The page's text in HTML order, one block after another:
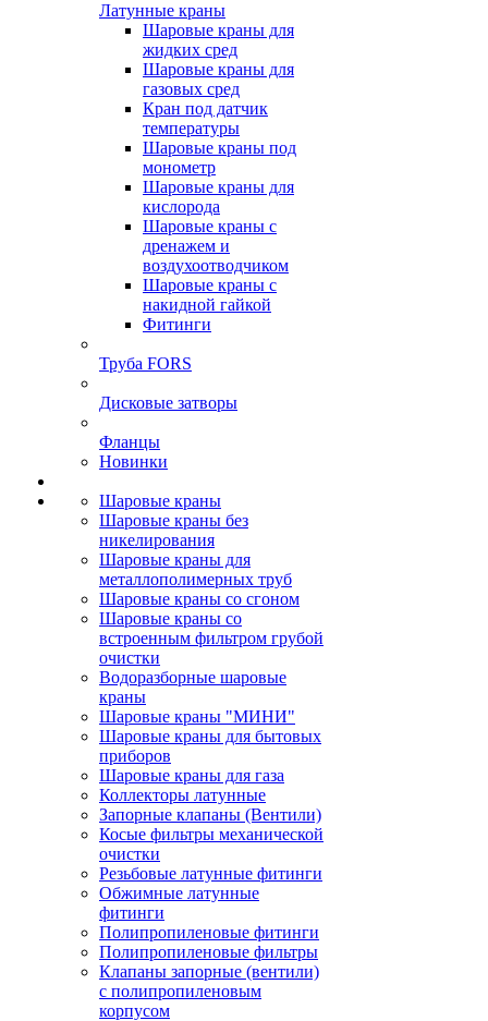
Латунные краны
Шаровые краны для
жидких сред
Шаровые краны для
газовых сред
Кран под датчик
температуры
Шаровые краны под
монометр
Шаровые краны для
кислорода
Шаровые краны с
дренажем и
воздухоотводчиком
Шаровые краны с
накидной гайкой
Фитинги
Труба FORS
Дисковые затворы
Фланцы
Новинки
Шаровые краны
Шаровые краны без
никелирования
Шаровые краны для
металлополимерных труб
Шаровые краны со сгоном
Шаровые краны со
встроенным фильтром грубой
очистки
Водоразборные шаровые
краны
Шаровые краны "МИНИ"
Шаровые краны для бытовых
приборов
Шаровые краны для газа
Коллекторы латунные
Запорные клапаны (Вентили)
Косые фильтры механической
очистки
Резьбовые латунные фитинги
Обжимные латунные
фитинги
Полипропиленовые фитинги
Полипропиленовые фильтры
Клапаны запорные (вентили)
с полипропиленовым
корпусом